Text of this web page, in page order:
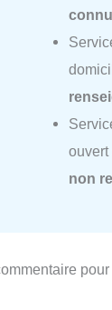
connu
ouvert
non
pour